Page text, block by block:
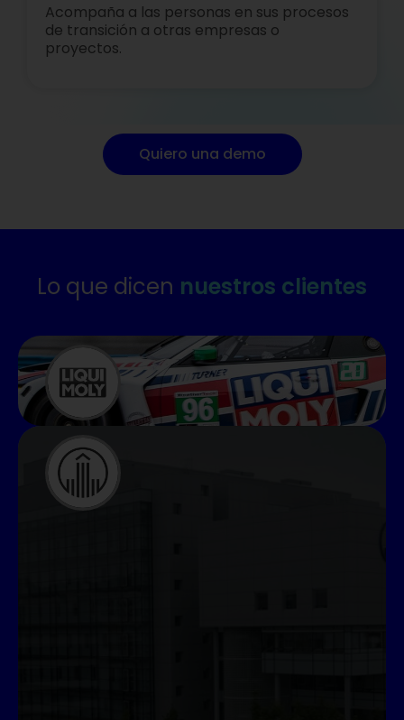
Acompaña a las personas en sus procesos
de transición a otras empresas o
proyectos.
Quiero una demo
Lo que dicen nuestros clientes
Sebastian Kunckel
Gerente de ventas y Marketing
“El proceso ha demostrado tener unimpacto
directo en las ventasal empoderar a los
colaboradores de todas las áreas.”